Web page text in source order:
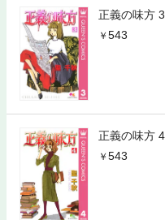
正義の味方 3
543
正義の味方 4
543